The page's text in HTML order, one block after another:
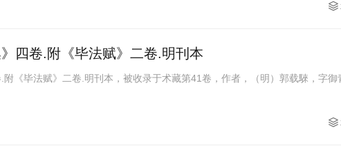
》四卷.附《毕法赋》二卷.明刊本
.附《毕法赋》二卷.明刊本，被收录于术藏第41卷，作者，（明）郭载騋，字御